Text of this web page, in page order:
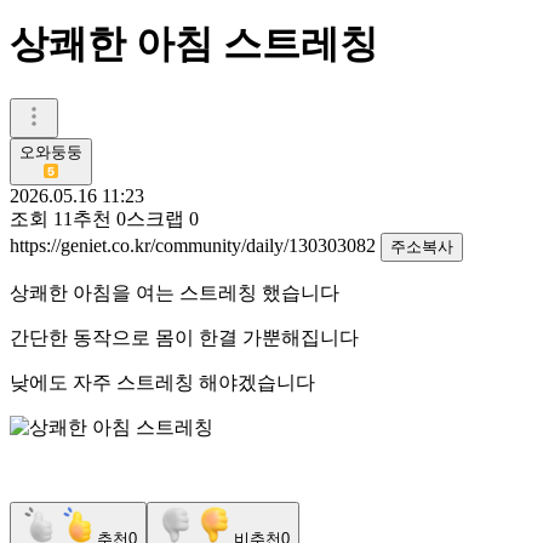
상쾌한 아침 스트레칭
오와둥둥
2026.05.16 11:23
조회 11 추천 0스크랩 0
https://geniet.co.kr/community/daily/130303082
주소복사
상쾌한 아침을 여는 스트레칭 했습니다
간단한 동작으로 몸이 한결 가뿐해집니다
낮에도 자주 스트레칭 해야겠습니다
추천0 비추천0